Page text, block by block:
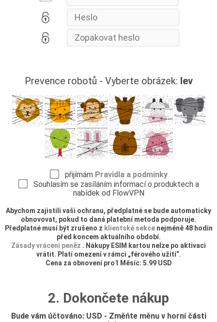
Prevence robotů - Vyberte obrázek: lev
přijímám Pravidla a podmínky
Souhlasím se zasíláním informací o produktech a
nabídek od FlowVPN
Abychom zajistili vaši ochranu, předplatné se bude automaticky
obnovovat, pokud to daná platební metoda podporuje.
Předplatné musí být zrušeno z klientské sekcenejméně 48 hodin
před koncem aktuálního období.
Zásady vrácení peněz . Nákupy ESIM kartou nelze po aktivaci
vrátit. Platí omezení v rámci „férového užití“.
Cena za obnovení pro1 Měsíc: 5.99 USD
2. Dokončete nákup
Bude vám účtováno: USD - Změňte měnu v horní části